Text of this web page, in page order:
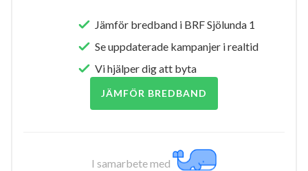
Jämför bredband i BRF Sjölunda 1
Se uppdaterade kampanjer i realtid
Vi hjälper dig att byta
JÄMFÖR BREDBAND
I samarbete med